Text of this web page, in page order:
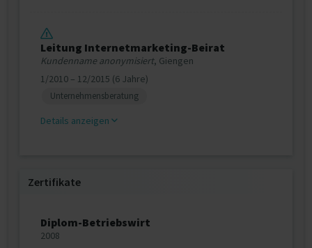
Leitung Internetmarketing-Beirat
Kundenname anonymisiert, Giengen
1/2010 – 12/2015 (6 Jahre)
Unternehmensberatung
Details anzeigen
Zertifikate
Diplom-Betriebswirt
2008